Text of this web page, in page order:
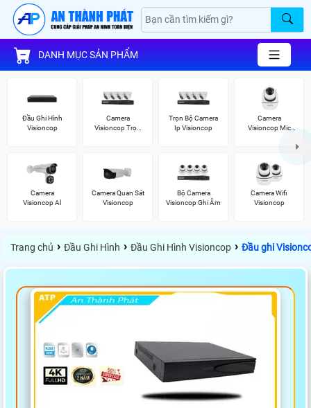
DANH MỤC SẢN PHẨM
Đầu Ghi Hình
Visioncop
Camera
Visioncop Trọn
Trọn Bộ Camera
Ip Visioncop
Camera
Visioncop Mic
Camera
Visioncop Al
Camera Quan Sát
Visioncop
Bộ Camera
Visioncop Ghi Âm
Camera Wifi
Visioncop
Trang chủ › Đầu Ghi Hình › Đầu Ghi Hình Visioncop › Đầu ghi